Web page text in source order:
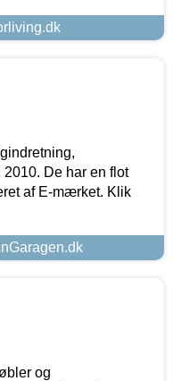
De har en flot
af E-mærket. Klik
og